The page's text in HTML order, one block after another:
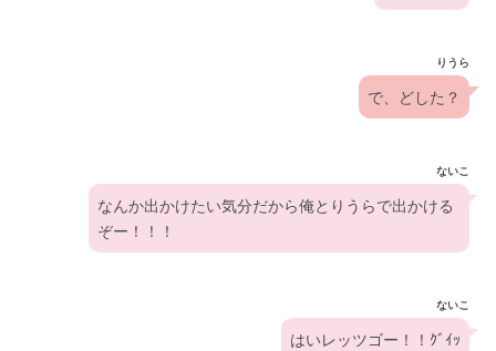
りうら
で、どした？
ないこ
なんか出かけたい気分だから俺とりうらで出かける
ぞー！！！
ないこ
はいレッツゴー！！ｸﾞｲｯ